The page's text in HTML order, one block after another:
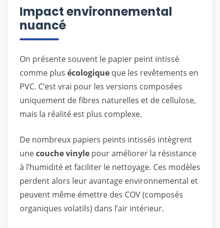
Impact environnemental
nuancé
On présente souvent le papier peint intissé
comme plus écologique que les revêtements en
PVC. C’est vrai pour les versions composées
uniquement de fibres naturelles et de cellulose,
mais la réalité est plus complexe.
De nombreux papiers peints intissés intègrent
unecouche vinyle pour améliorer la résistance
à l’humidité et faciliter le nettoyage. Ces modèles
perdent alors leur avantage environnemental et
peuvent même émettre des COV (composés
organiques volatils) dans l’air intérieur.